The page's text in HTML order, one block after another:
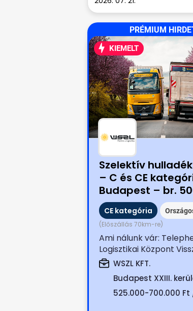
PRÉMIUM
KIEMELT
Szelektív
– C és CE
Budapest – br.
os belépési
CE kategória
(Előszállás 70km-re)
Ami nálunk vár:
Logisztikai Központ
automatákból szelektív
WSZL KFT.
Budapest XXIII.
525.000-700.000